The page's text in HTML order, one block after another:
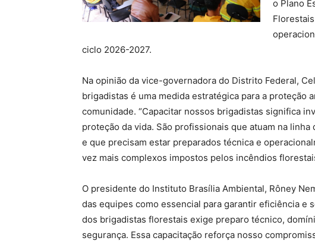
o Plano
ciclo 2026-2027.
Na opinião da vice-governadora do Distrito Federal,
brigadistas é uma medida estratégica para a proteção
comunidade. “Capacitar nossos brigadistas significa
proteção da vida. São profissionais que atuam na
e que precisam estar preparados técnica e
vez mais complexos impostos pelos incêndios
O presidente do Instituto Brasília Ambiental, Rôney
das equipes como essencial para garantir eficiência e
dos brigadistas florestais exige preparo técnico,
segurança. Essa capacitação reforça nosso